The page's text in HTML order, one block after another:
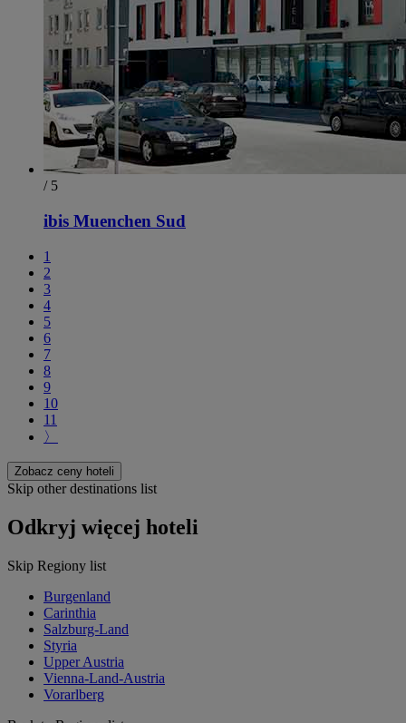
/ 5
ibis Muenchen Sud
1
2
3
4
5
6
7
8
9
10
11
〉
Zobacz ceny hoteli
Skip other destinations list
Odkryj więcej hoteli
Skip Regiony list
Burgenland
Carinthia
Salzburg-Land
Styria
Upper Austria
Vienna-Land-Austria
Vorarlberg